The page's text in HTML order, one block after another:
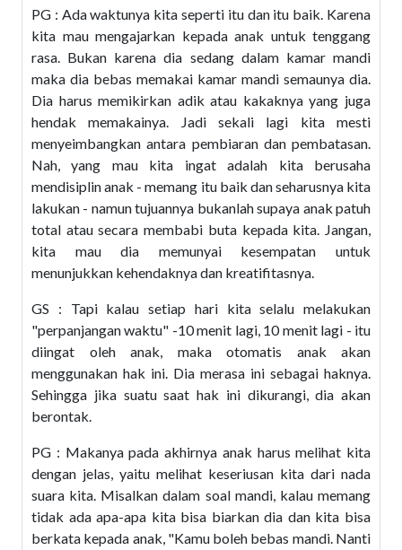
PG : Ada waktunya kita seperti itu dan itu baik. Karena
kita mau mengajarkan kepada anak untuk tenggang
rasa. Bukan karena dia sedang dalam kamar mandi
maka dia bebas memakai kamar mandi semaunya dia.
Dia harus memikirkan adik atau kakaknya yang juga
hendak memakainya. Jadi sekali lagi kita mesti
menyeimbangkan antara pembiaran dan pembatasan.
Nah, yang mau kita ingat adalah kita berusaha
mendisiplin anak - memang itu baik dan seharusnya kita
lakukan - namun tujuannya bukanlah supaya anak patuh
total atau secara membabi buta kepada kita. Jangan,
kita mau dia memunyai kesempatan untuk
menunjukkan kehendaknya dan kreatifitasnya.
GS : Tapi kalau setiap hari kita selalu melakukan
"perpanjangan waktu" -10 menit lagi, 10 menit lagi - itu
diingat oleh anak, maka otomatis anak akan
menggunakan hak ini. Dia merasa ini sebagai haknya.
Sehingga jika suatu saat hak ini dikurangi, dia akan
berontak.
PG : Makanya pada akhirnya anak harus melihat kita
dengan jelas, yaitu melihat keseriusan kita dari nada
suara kita. Misalkan dalam soal mandi, kalau memang
tidak ada apa-apa kita bisa biarkan dia dan kita bisa
berkata kepada anak, "Kamu boleh bebas mandi. Nanti